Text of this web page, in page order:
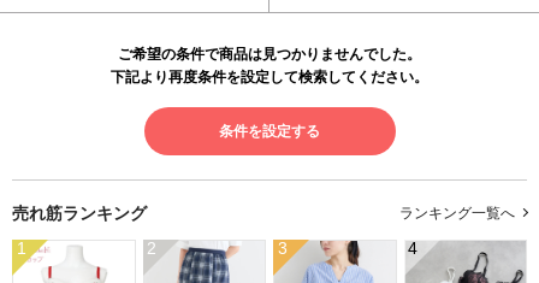
ご希望の条件で商品は見つかりませんでした。
下記より再度条件を設定して検索してください。
条件を設定する
売れ筋ランキング ランキング一覧へ
1 2 3 4